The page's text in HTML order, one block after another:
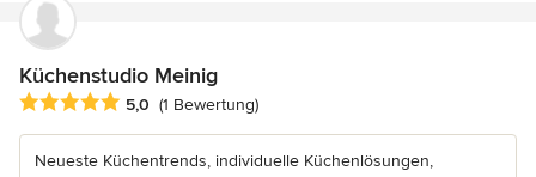
Küchenstudio Meinig
Durchschnittliche Bewertung: 5 von 5 Sternen
5,0 (1 Bewertung)
Neueste Küchentrends, individuelle Küchenlösungen,